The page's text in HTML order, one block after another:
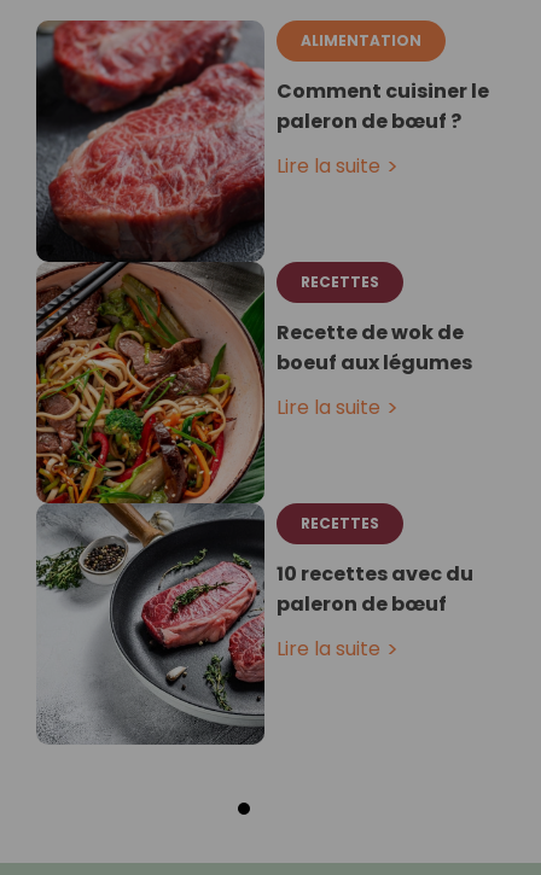
ALIMENTATION
Comment cuisiner le
paleron de bœuf ?
Lire la suite
RECETTES
Recette de wok de
boeuf aux légumes
Lire la suite
RECETTES
10 recettes avec du
paleron de bœuf
Lire la suite